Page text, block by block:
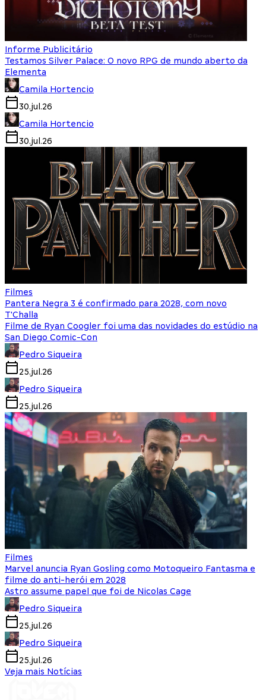
Informe Publicitário
Testamos Silver Palace: O novo RPG de mundo aberto da
Elementa
Camila Hortencio
30.jul.26
Camila Hortencio
30.jul.26
Filmes
Pantera Negra 3 é confirmado para 2028, com novo
T'Challa
Filme de Ryan Coogler foi uma das novidades do estúdio na
San Diego Comic-Con
Pedro Siqueira
25.jul.26
Pedro Siqueira
25.jul.26
Filmes
Marvel anuncia Ryan Gosling como Motoqueiro Fantasma e
filme do anti-herói em 2028
Astro assume papel que foi de Nicolas Cage
Pedro Siqueira
25.jul.26
Pedro Siqueira
25.jul.26
Veja mais Notícias